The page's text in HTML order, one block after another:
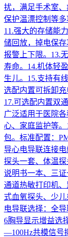
扰，满足手术室
保护温漂控制等多
11.强大的存储能
储回放，掉电保
报警上下限。13.
寿命。14.机体轻
生儿。15.支持有
选配内置可拆卸
17.可选配内置双
广泛适用于医院
心、家庭监护等
包。标准配置：
导心电导联连接
探头一套、体温
说明书一本、三
通道热敏打印机
式血氧探头、少
电导联选择：全
6胸导显示增益选
—100Hz共模信号